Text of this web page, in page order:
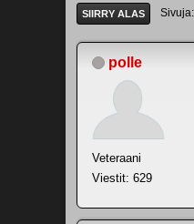
SIIRRY ALAS Sivuja
polle
Veteraani
Viestit: 629